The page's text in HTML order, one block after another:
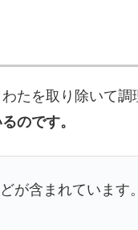
たを取り除いて
のです。
が含まれています。